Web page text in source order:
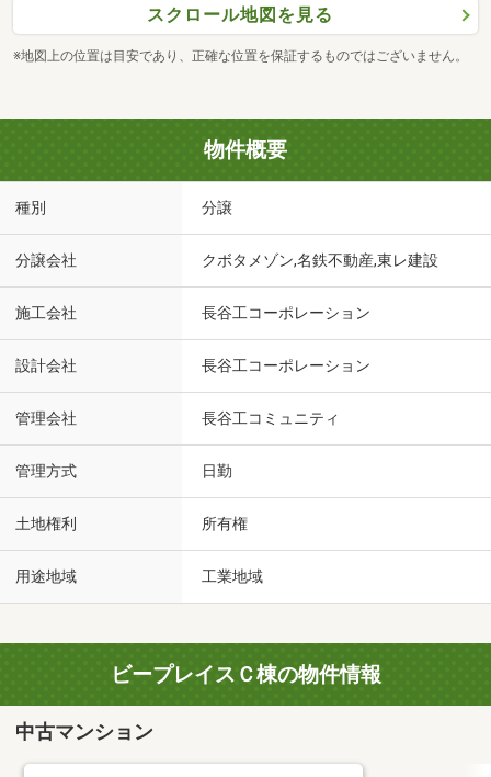
スクロール地図を見る
※地図上の位置は目安であり、正確な位置を保証するものではございません。
物件概要
種別 分譲
分譲会社 クボタメゾン,名鉄不動産,東レ建設
施工会社 長谷工コーポレーション
設計会社 長谷工コーポレーション
管理会社 長谷工コミュニティ
管理方式 日勤
土地権利 所有権
用途地域 工業地域
ビープレイスＣ棟の物件情報
中古マンション